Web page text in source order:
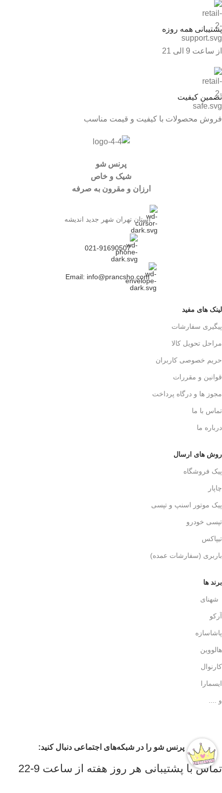
پشتیبانی همه روزه
از ساعت 9 الی 21
تضمین کیفیت
فروش محصولات با کیفیت و قیمت مناسب
پرنس شو
شیک و خاص
ارزان و مقرون به صرفه
استان تهران شهر جدید اندیشه
021-91690507
Email: info@prancsho.com
لینک های مفید
پیگیری سفارشات
مراحل تحویل کالا
حریم خصوصی کاربران
قوانین و مقررات
مجوز ها و درگاه پرداخت
تماس با ما
درباره ما
روش های ارسال
پیک فروشگاه
چاپار
پیک موتور اسنپ و تپسی
تپسی خودرو
تیپاکس
باربری (سفارشات عمده)
برند ها
شهنای
آرکو
پاشاسازه
هالووین
کارنوال
ایسمارا
و ....
پرنس شو را در شبکه‌های اجتماعی دنبال کنید:
تماس با پشتیبانی هر روز هفته از ساعت 9-22